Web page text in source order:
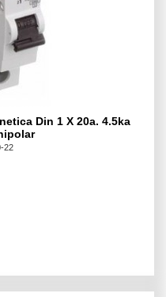
Din 1 X 20a. 4.5ka
22